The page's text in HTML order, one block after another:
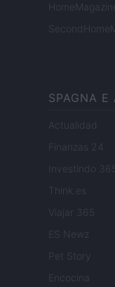
HomeMagazine
SPAGNA E
Actualidad
Finanzas 24
Investindo
Think.es
Viajar 365
ES Newz
Pet Story
Encocina